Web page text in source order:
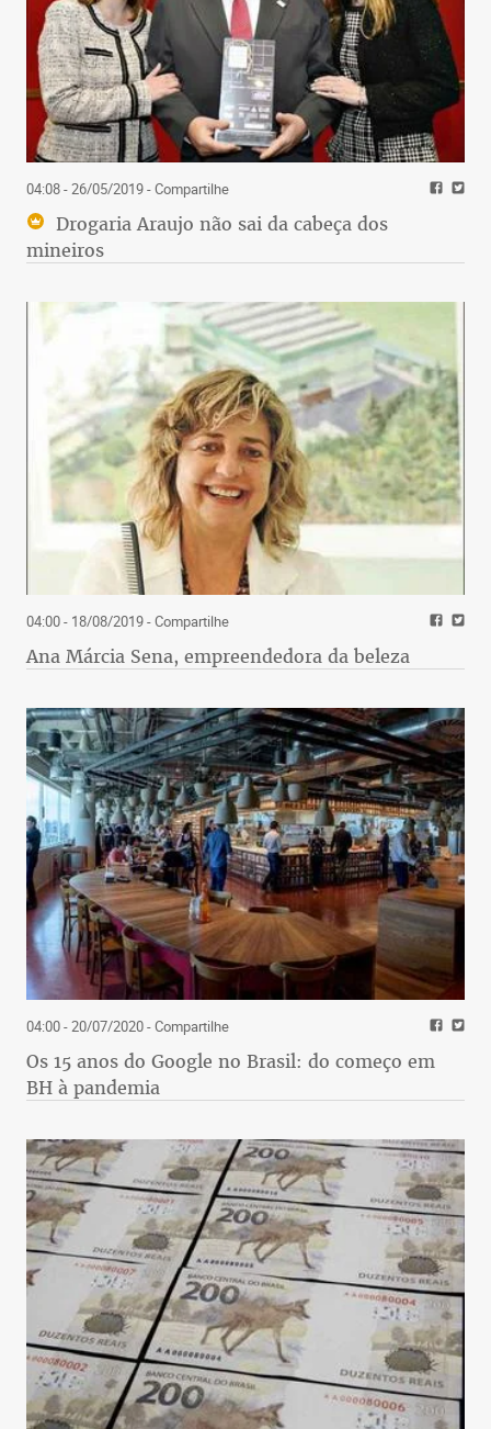
04:08 - 26/05/2019- Compartilhe
Drogaria Araujo não sai da cabeça dos
mineiros
04:00 - 18/08/2019- Compartilhe
Ana Márcia Sena, empreendedora da beleza
04:00 - 20/07/2020- Compartilhe
Os 15 anos do Google no Brasil: do começo em
BH à pandemia